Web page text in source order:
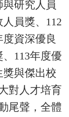
研究人員
員獎、112
資深優良
113年度優
獎與傑出校
對人才培育
尾聲，全體